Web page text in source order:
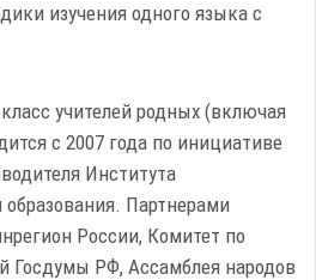
изучения одного языка с
учителей родных (включая
с 2007 года по инициативе
Института
Партнерами
России, Комитет по
Госдумы РФ, Ассамблея народов